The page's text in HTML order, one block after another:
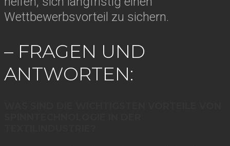
Wettbewerbsvorteil zu sichern.
– FRAGEN UND
ANTWORTEN: